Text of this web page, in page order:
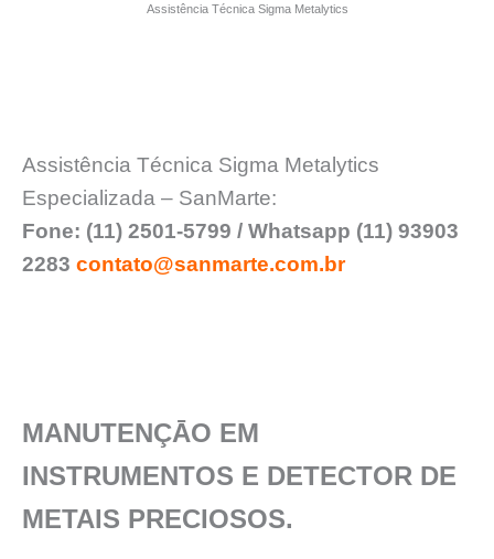
Assistência Técnica Sigma Metalytics
Assistência Técnica Sigma Metalytics
Especializada – SanMarte:
Fone: (11) 2501-5799 / Whatsapp (11) 93903
2283 contato@sanmarte.com.br
MANUTENÇĀO EM
INSTRUMENTOS E DETECTOR DE
METAIS PRECIOSOS.